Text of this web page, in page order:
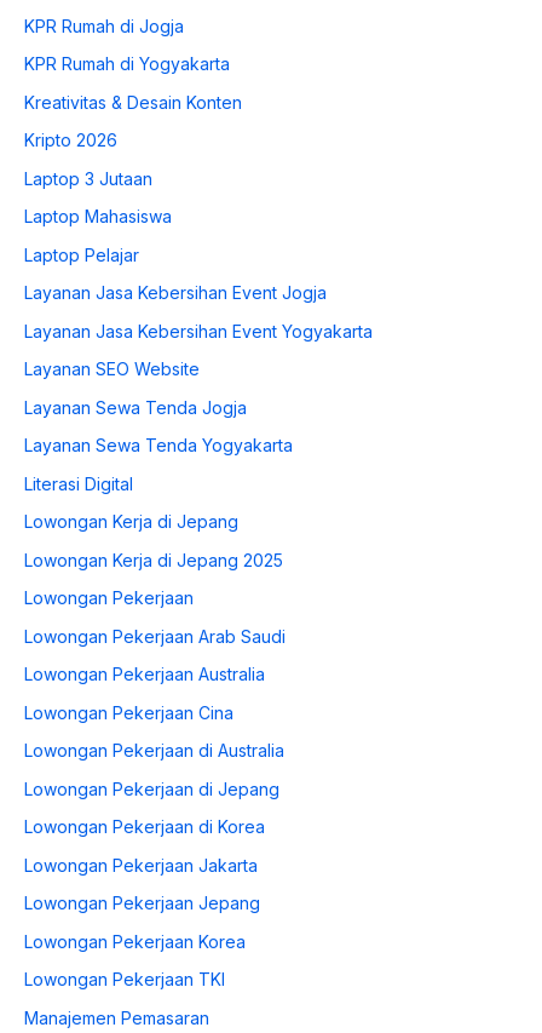
KPR Rumah di Jogja
KPR Rumah di Yogyakarta
Kreativitas & Desain Konten
Kripto 2026
Laptop 3 Jutaan
Laptop Mahasiswa
Laptop Pelajar
Layanan Jasa Kebersihan Event Jogja
Layanan Jasa Kebersihan Event Yogyakarta
Layanan SEO Website
Layanan Sewa Tenda Jogja
Layanan Sewa Tenda Yogyakarta
Literasi Digital
Lowongan Kerja di Jepang
Lowongan Kerja di Jepang 2025
Lowongan Pekerjaan
Lowongan Pekerjaan Arab Saudi
Lowongan Pekerjaan Australia
Lowongan Pekerjaan Cina
Lowongan Pekerjaan di Australia
Lowongan Pekerjaan di Jepang
Lowongan Pekerjaan di Korea
Lowongan Pekerjaan Jakarta
Lowongan Pekerjaan Jepang
Lowongan Pekerjaan Korea
Lowongan Pekerjaan TKI
Manajemen Pemasaran